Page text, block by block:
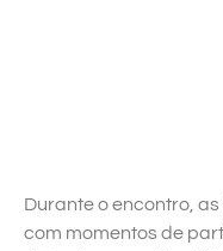
Durante o encontro,
com momentos de